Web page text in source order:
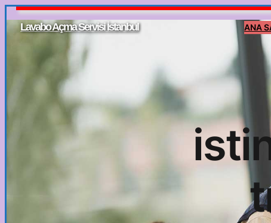
İçeriğe
geçLavabo Açma Servisi İstanbul ANA